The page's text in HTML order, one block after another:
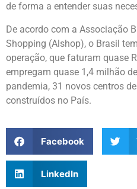
de forma a entender suas
De acordo com a Associação
Shopping (Alshop), o Brasil
operação, que faturam quase
empregam quase 1,4 milhão
pandemia, 31 novos centros
construídos no País.
Facebook
LinkedIn